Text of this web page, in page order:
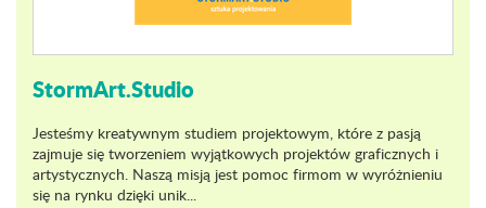
StormArt.Studio
Jesteśmy kreatywnym studiem projektowym, które z pasją
zajmuje się tworzeniem wyjątkowych projektów graficznych i
artystycznych. Naszą misją jest pomoc firmom w wyróżnieniu
się na rynku dzięki unik...